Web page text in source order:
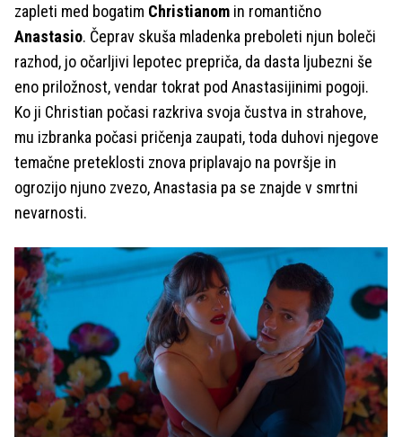
zapleti med bogatim Christianom in romantično
Anastasio. Čeprav skuša mladenka preboleti njun boleči
razhod, jo očarljivi lepotec prepriča, da dasta ljubezni še
eno priložnost, vendar tokrat pod Anastasijinimi pogoji.
Ko ji Christian počasi razkriva svoja čustva in strahove,
mu izbranka počasi pričenja zaupati, toda duhovi njegove
temačne preteklosti znova priplavajo na površje in
ogrozijo njuno zvezo, Anastasia pa se znajde v smrtni
nevarnosti.